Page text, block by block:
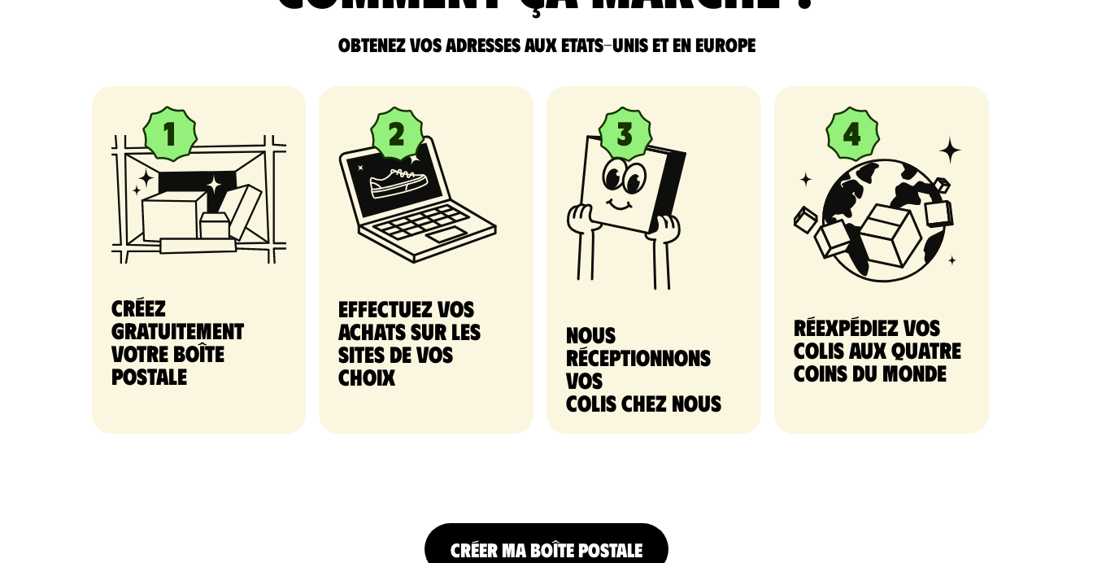
Obtenez vos adresses aux Etats-Unis et en Europe
Créez
gratuitement
votre Boîte
postale
Effectuez vos
achats sur les
sites de vos
choix
nous
réceptionnons
vos
colis chez nous
Réexpédiez vos
colis aux quatre
coins du monde
CRÉER MA BOÎTE POSTALE